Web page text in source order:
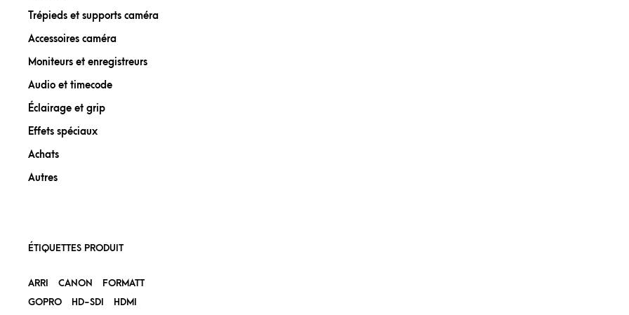
Trépieds et supports caméra
Accessoires caméra
Moniteurs et enregistreurs
Audio et timecode
Éclairage et grip
Effets spéciaux
Achats
Autres
ÉTIQUETTES PRODUIT
ARRI CANON
FORMATT
GOPRO
HD-SDI HDMI